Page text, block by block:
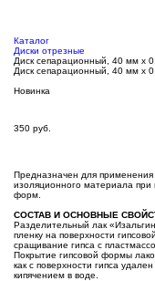
Каталог
Диски отрезные
Диск сепарационный, 40 мм x
Диск сепарационный, 40 мм x
Новинка
350 руб.
Предназначен для применения
изоляционного материала при
форм.
СОСТАВ И ОСНОВНЫЕ
Разделительный лак
пленку на поверхности
сращивание гипса с
Покрытие гипсовой формы
как с поверхности гипса
кипячением в воде.